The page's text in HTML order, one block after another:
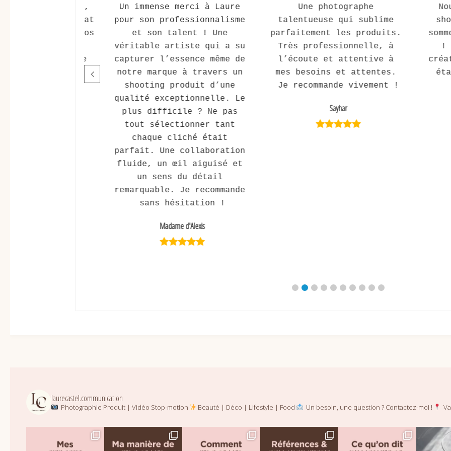
expérience,
Le résultat
les photos
Je recommande
Un immense merci à Laure
pour son professionnalisme
et son talent ! Une
véritable artiste qui a su
capturer l’essence même de
notre marque à travers un
shooting produit d’une
qualité exceptionnelle. Le
plus difficile ? Ne pas
tout sélectionner tant
chaque cliché était
parfait. Une collaboration
fluide, un œil aiguisé et
un sens du détail
remarquable. Je recommande
sans hésitation !
Madame d'Alexis
Une photographe
talentueuse qui sublime
parfaitement les produits.
Très professionnelle, à
l’écoute et attentive à
mes besoins et attentes.
Je recommande vivement !
Sayhar
!
laurecastel.communication
Photographie Produit | Vidéo Stop-motion Beauté | Déco | Lifestyle | Food Un besoin, une question ? Contactez-moi !